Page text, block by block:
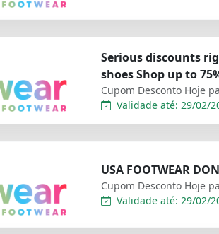
Serious discounts
shoes Shop up to
Cupom Desconto Hoje
Validade até: 29/02/
USA FOOTWEAR
Cupom Desconto Hoje
Validade até: 29/02/